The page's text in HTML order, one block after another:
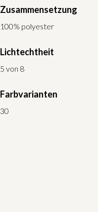
Zusammensetzung
100% polyester
Lichtechtheit
5 von 8
Farbvarianten
30